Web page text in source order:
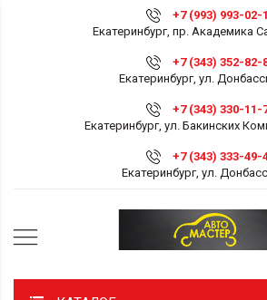
+7 (993) 993-02-
Екатеринбург, пр. Академика
+7 (343) 352-82-
Екатеринбург, ул.
+7 (343) 330-11-
Екатеринбург, ул. Бакинских
+7 (343) 333-49-
Екатеринбург, ул.